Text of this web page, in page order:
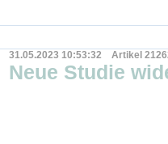
31.05.2023 10:53:32 Artikel
Neue Studie